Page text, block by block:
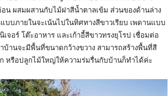
น ผสมผสานกับไม้ฝาสีน้ำตาลเข้ม ส่วนของด้านล่าง
บภายในจะเน้นไปในทิศทางสีขาวเรียบ เพดานแบบ
อร์ โต๊ะอาหาร และเก้าอี้สีขาวทรงยุโรป เชื่อมต่อ
านจะมีพื้นที่ขนาดกว้างขวาง สามารถสร้างพื้นที่สี
หรือปลูกไม้ใหญ่ให้ความร่มรื่นกับบ้านก็ทำได้ค่ะ